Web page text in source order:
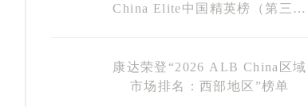
China Elite中国精英榜（第三期
康达荣登“2026 ALB China区域
市场排名：西部地区”榜单